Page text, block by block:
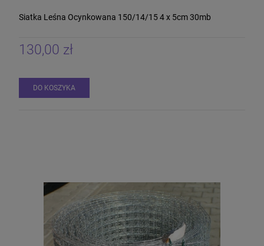
Siatka Leśna Ocynkowana 150/14/15 4 x 5cm 30mb
130,00 zł
DO KOSZYKA